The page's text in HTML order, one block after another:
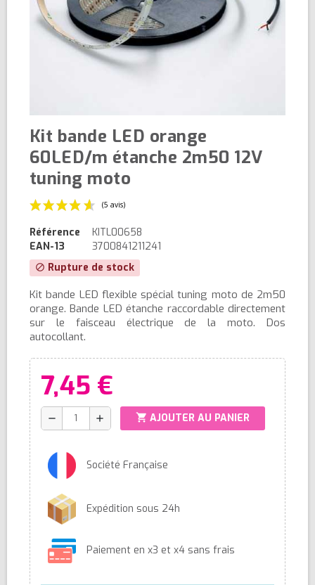
Kit bande LED orange
60LED/m étanche 2m50 12V
tuning moto
(5 avis)
Référence
KITL00658
EAN-13
3700841211241
block Rupture de stock
Kit bande LED flexible spécial tuning moto de 2m50
orange. Bande LED étanche raccordable directement
sur le faisceau électrique de la moto. Dos
autocollant.
7,45 €
remove add shopping_cart AJOUTER AU PANIER
Société Française
Expédition sous 24h
Paiement en x3 et x4 sans frais